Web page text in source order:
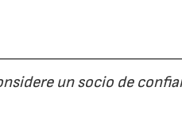
un socio de